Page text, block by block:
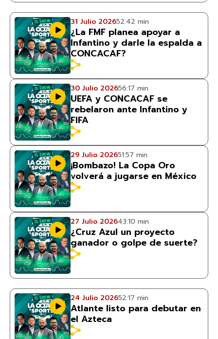
31 Julio 202652:42 min
¿La FMF planea apoyar a
Infantino y darle la espalda a
CONCACAF?
30 Julio 202656:17 min
UEFA y CONCACAF se
rebelaron ante Infantino y
FIFA
29 Julio 202651:57 min
¡Bombazo! La Copa Oro
volverá a jugarse en México
27 Julio 202643:10 min
¿Cruz Azul un proyecto
ganador o golpe de suerte?
24 Julio 202652:17 min
Atlante listo para debutar en
el Azteca